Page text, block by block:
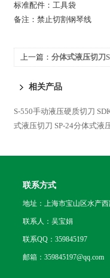
标准配件：工具袋
备注：禁止切割钢琴线
上一篇： 分体式液压切刀
相关产品
S-550手动液压硬质切刀
式液压切刀 SP-24分体式液
联系方式
地址：上海市宝山区水产西
联系人：吴宝娟
联系QQ：359845197
邮箱：359845197@qq.com